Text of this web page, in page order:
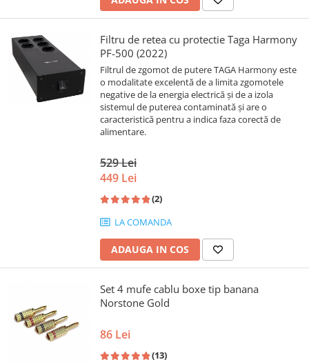
Filtru de retea cu protectie Taga Harmony
PF-500 (2022)
Filtrul de zgomot de putere TAGA Harmony este
o modalitate excelentă de a limita zgomotele
negative de la energia electrică și de a izola
sistemul de puterea contaminată și are o
caracteristică pentru a indica faza corectă de
alimentare.
529 Lei
449 Lei
(2)
LA COMANDA
ADAUGA IN COS
Set 4 mufe cablu boxe tip banana
Norstone Gold
86 Lei
(13)